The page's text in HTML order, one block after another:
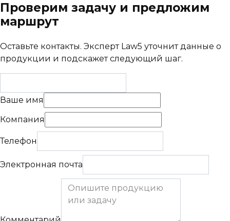
Проверим задачу и предложим
маршрут
Оставьте контакты. Эксперт Law5 уточнит данные о
продукции и подскажет следующий шаг.
Ваше имя
Компания
Телефон
Электронная почта